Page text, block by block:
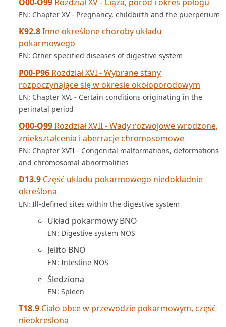
EN: Chapter XV - Pregnancy, childbirth and the puerperium
K92.8Inne określone choroby układu
pokarmowego
EN: Other specified diseases of digestive system
P00-P96 Rozdział XVI - Wybrane stany
rozpoczynające się w okresie okołoporodowym
EN: Chapter XVI - Certain conditions originating in the
perinatal period
Q00-Q99 Rozdział XVII - Wady rozwojowe wrodzone,
zniekształcenia i aberracje chromosomowe
EN: Chapter XVII - Congenital malformations, deformations
and chromosomal abnormalities
D13.9 Część układu pokarmowego niedokładnie
określona
EN: Ill-defined sites within the digestive system
Układ pokarmowy BNO
EN: Digestive system NOS
Jelito BNO
EN: Intestine NOS
Śledziona
EN: Spleen
T18.9 Ciało obce w przewodzie pokarmowym, część
nieokreślona